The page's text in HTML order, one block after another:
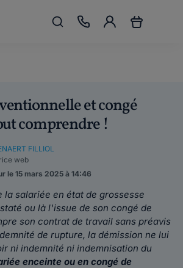
et congé
comprendre !
FILLIOL
web
le 15 mars 2025 à 14:46
la salariée en état de grossesse
ou là l'issue de son congé de
son contrat de travail sans préavis
de rupture, la démission ne lui
ni indemnité ni indemnisation du
enceinte ou en congé de